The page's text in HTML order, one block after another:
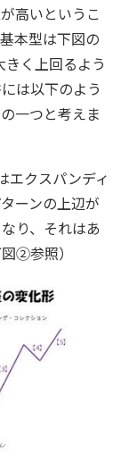
高いというこ
本型は下図の
く上回るよう
は以下のよう
一つと考えま
エクスパンディ
ーンの上辺が
り、それはあ
②参照）